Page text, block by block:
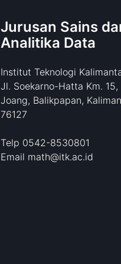
Jurusan Sains
Analitika Data
Institut Teknologi
Jl. Soekarno-Hatta Km. 15,
Joang, Balikpapan,
76127
Telp 0542-8530801
Email math@itk.ac.id